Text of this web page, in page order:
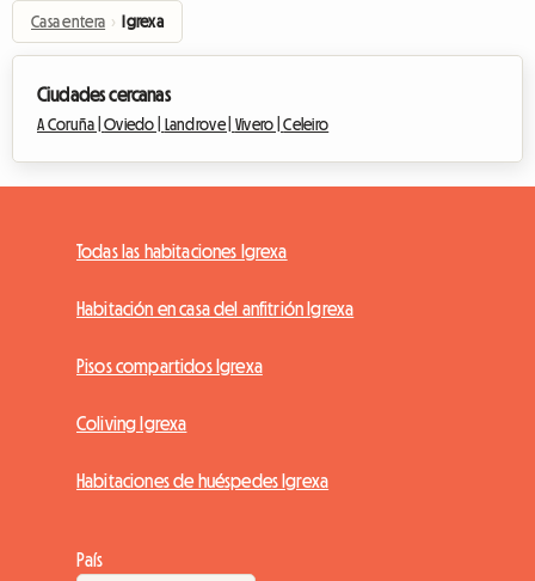
Casa entera › Igrexa
Ciudades cercanas
A Coruña |Oviedo | Landrove | Vivero |Celeiro
Todas las habitaciones Igrexa
Habitación en casa del anfitrión Igrexa
Pisos compartidos Igrexa
Coliving Igrexa
Habitaciones de huéspedes Igrexa
País